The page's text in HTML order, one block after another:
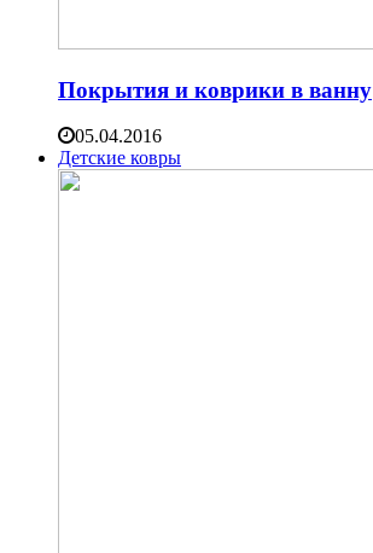
Покрытия и коврики в ванну
05.04.2016
Детские ковры